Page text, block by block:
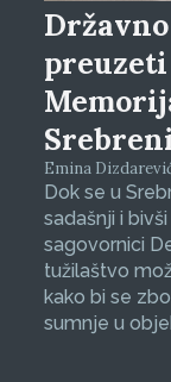
Emina
Dok se u
sadašnji i
sagovornici
tužilaštvo
kako bi se
sumnje u